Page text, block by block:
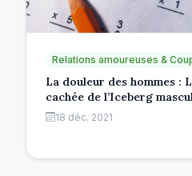
Relations amoureuses &
La douleur des hommes :
cachée de l’Iceberg
18 déc. 2021